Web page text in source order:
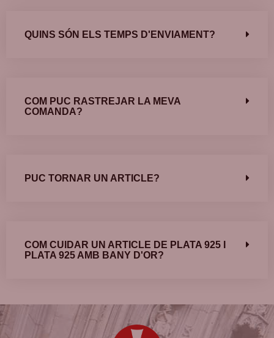
QUINS SÓN ELS TEMPS D'ENVIAMENT?
COM PUC RASTREJAR LA MEVA
COMANDA?
PUC TORNAR UN ARTICLE?
COM CUIDAR UN ARTICLE DE PLATA 925 I
PLATA 925 AMB BANY D'OR?